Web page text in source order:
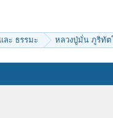
ะ ธรรมะ หลวงปู่มั่น ภูริทัต